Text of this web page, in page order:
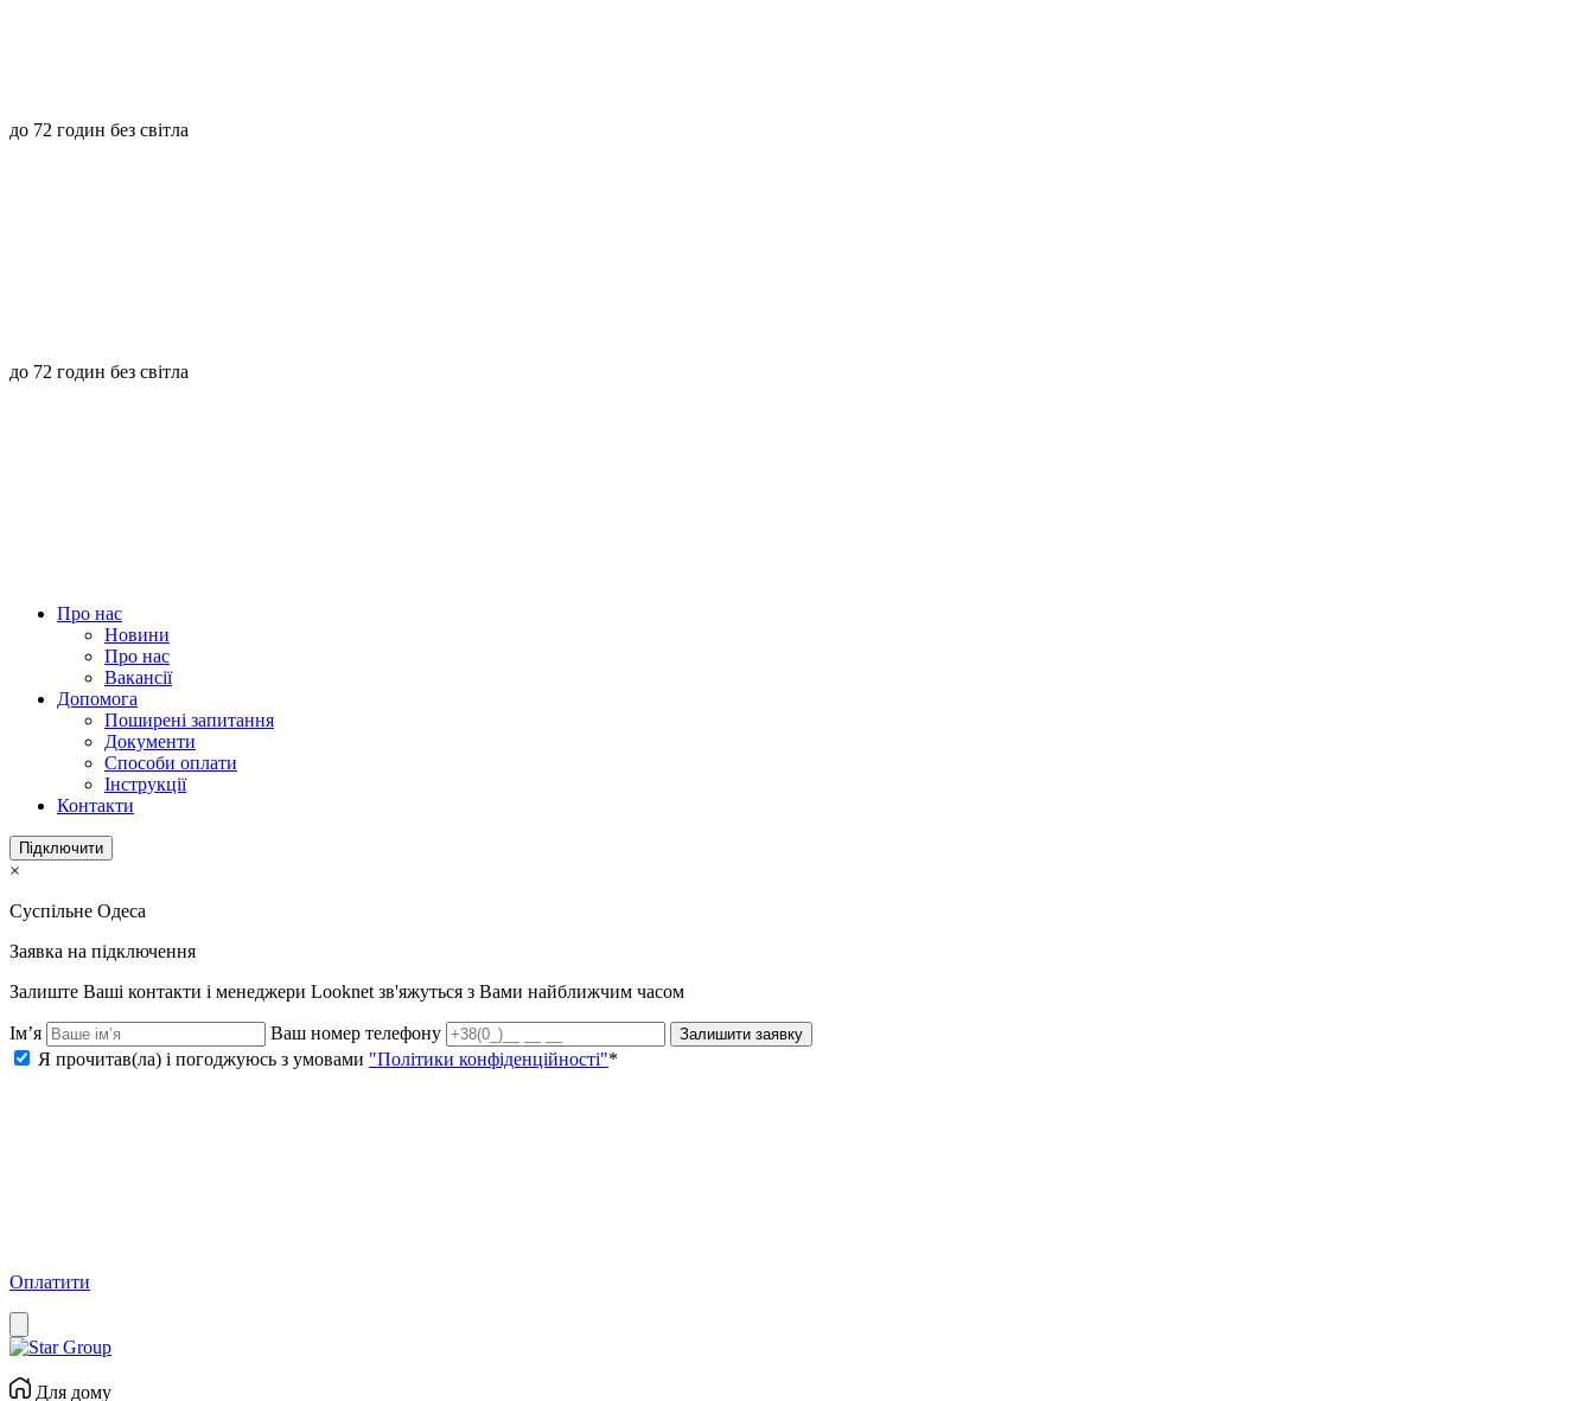
до 72 годин без світла
до 72 годин без світла
Про нас
Новини
Про нас
Вакансії
Допомога
Поширені запитання
Документи
Способи оплати
Інструкції
Контакти
Підключити
×
Суспільне Одеса
Заявка на підключення
Залиште Ваші контакти і менеджери Looknet зв'яжуться з Вами найближчим часом
Ім’я Ваш номер телефону Залишити заявку
Я прочитав(ла) і погоджуюсь з умовами "Політики конфіденційності"*
Оплатити
Для дому